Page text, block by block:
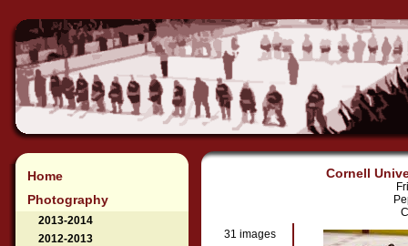
Home
Photography
2013-2014
2012-2013
Cornell
31 images